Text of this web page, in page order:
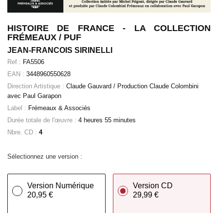
HISTOIRE DE FRANCE - LA COLLECTION
FRÉMEAUX / PUF
JEAN-FRANCOIS SIRINELLI
Ref.: FA5506
EAN : 3448960550628
Direction Artistique : Claude Gauvard / Production Claude Colombini
avec Paul Garapon
Label : Frémeaux & Associés
Durée totale de l'œuvre : 4 heures 55 minutes
Nbre. CD : 4
Sélectionnez une version :
Version Numérique
20,95 €
Version CD
29,99 €